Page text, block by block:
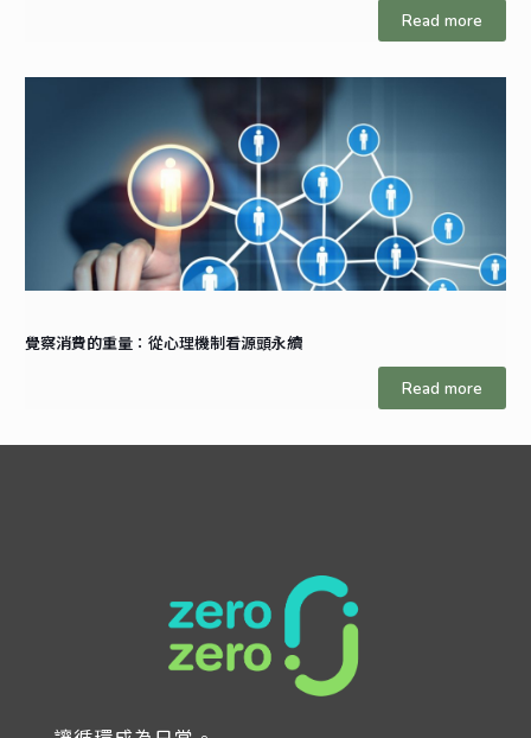
Read more
覺察消費的重量：從心理機制看源頭永續
Read more